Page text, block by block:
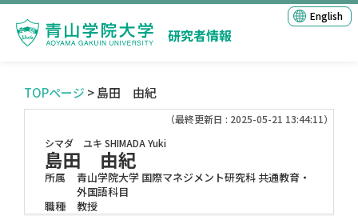
研究者情報
English
TOPページ > 島田 由紀
（最終更新日 : 2025-05-21 13:44:11）
シマダ ユキ SHIMADA Yuki
島田 由紀
所属
青山学院大学 国際マネジメント研究科 共通教育・
外国語科目
職種
教授